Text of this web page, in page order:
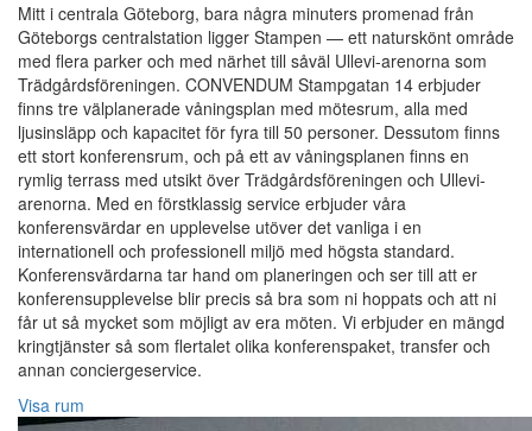
Mitt i centrala Göteborg, bara några minuters promenad från
Göteborgs centralstation ligger Stampen — ett naturskönt område
med flera parker och med närhet till såväl Ullevi-arenorna som
Trädgårdsföreningen. CONVENDUM Stampgatan 14 erbjuder
finns tre välplanerade våningsplan med mötesrum, alla med
ljusinsläpp och kapacitet för fyra till 50 personer. Dessutom finns
ett stort konferensrum, och på ett av våningsplanen finns en
rymlig terrass med utsikt över Trädgårdsföreningen och Ullevi-
arenorna. Med en förstklassig service erbjuder våra
konferensvärdar en upplevelse utöver det vanliga i en
internationell och professionell miljö med högsta standard.
Konferensvärdarna tar hand om planeringen och ser till att er
konferensupplevelse blir precis så bra som ni hoppats och att ni
får ut så mycket som möjligt av era möten. Vi erbjuder en mängd
kringtjänster så som flertalet olika konferenspaket, transfer och
annan conciergeservice.
Visa rum